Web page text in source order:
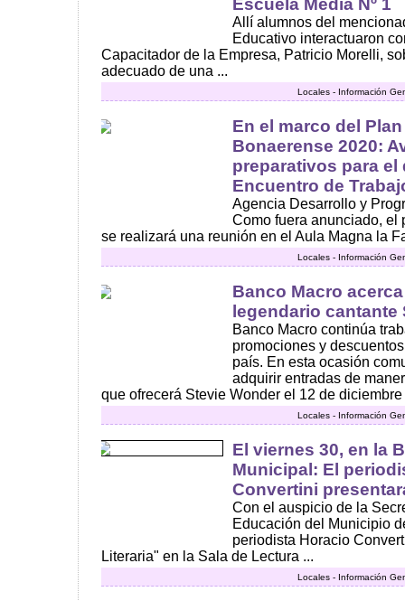
Escuela Media Nº 1
Allí alumnos del
Educativo interactuaron
Capacitador de la Empresa, Patricio Morelli,
adecuado de una ...
Locales - Información
En el marco del
Bonaerense 2020:
preparativos para el
Encuentro de
Agencia Desarrollo y
Como fuera anunciado, el
se realizará una reunión en el Aula Magna la
Locales - Información
Banco Macro
legendario cantante
Banco Macro continúa
promociones y
país. En esta ocasión
adquirir entradas de
que ofrecerá Stevie Wonder el 12 de
Locales - Información
El viernes 30, en la
Municipal: El
Convertini
Con el auspicio de la
Educación del Municipio
periodista Horacio
Literaria" en la Sala de Lectura ...
Locales - Información